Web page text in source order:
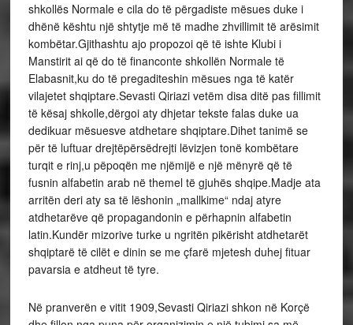
shkollës Normale e cila do të përgadiste mësues duke i
dhënë kështu një shtytje më të madhe zhvillimit të arësimit
kombëtar.Gjithashtu ajo propozoi që të ishte Klubi i
Manstirit ai që do të financonte shkollën Normale të
Elabasnit,ku do të pregaditeshin mësues nga të katër
vilajetet shqiptare.Sevasti Qiriazi vetëm disa ditë pas fillimit
të kësaj shkolle,dërgoi aty dhjetar tekste falas duke ua
dedikuar mësuesve atdhetare shqiptare.Dihet tanimë se
për të luftuar drejtëpërsëdrejti lëvizjen tonë kombëtare
turqit e rinj,u pëpoqën me njëmijë e një mënyrë që të
fusnin alfabetin arab në themel të gjuhës shqipe.Madje ata
arritën deri aty sa të lëshonin „mallkime“ ndaj atyre
atdhetarëve që propagandonin e përhapnin alfabetin
latin.Kundër mizorive turke u ngritën pikërisht atdhetarët
shqiptarë të cilët e dinin se me çfarë mjetesh duhej fituar
pavarsia e atdheut të tyre.
Në pranverën e vitit 1909,Sevasti Qiriazi shkon në Korçë